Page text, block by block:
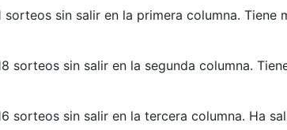
sorteos sin salir en la primera columna.
sorteos sin salir en la segunda columna.
sorteos sin salir en la tercera columna. Ha